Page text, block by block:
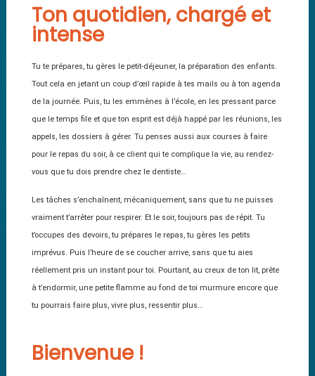
Ton quotidien, chargé et
intense
Tu te prépares, tu gères le petit-déjeuner, la préparation des enfants.
Tout cela en jetant un coup d’œil rapide à tes mails ou à ton agenda
de la journée. Puis, tu les emmènes à l’école, en les pressant parce
que le temps file et que ton esprit est déjà happé par les réunions, les
appels, les dossiers à gérer. Tu penses aussi aux courses à faire
pour le repas du soir, à ce client qui te complique la vie, au rendez-
vous que tu dois prendre chez le dentiste…
Les tâches s’enchaînent, mécaniquement, sans que tu ne puisses
vraiment t’arrêter pour respirer. Et le soir, toujours pas de répit. Tu
t’occupes des devoirs, tu prépares le repas, tu gères les petits
imprévus. Puis l’heure de se coucher arrive, sans que tu aies
réellement pris un instant pour toi. Pourtant, au creux de ton lit, prête
à t’endormir, une petite flamme au fond de toi murmure encore que
tu pourrais faire plus, vivre plus, ressentir plus…
Bienvenue !